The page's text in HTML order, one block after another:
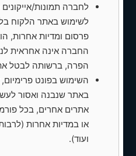
מסודר המתמקד בתכנון מס
פטורים, משיכות חכמות
עלות הפרוייקט -
מחיר חד פעמי: 750 ש״ח
לוח זמנים משוער -
שלב ראשון:
עבודה
לחברה תמונות/אייקונים
לשימוש באתר הלקוח
פרסום ומדיות אחרות,
החברה אינה אחראית
הפרה, ברשותה לבטל
השימוש בפונט
באתר שנבנה ואסור
אתרים אחרים, בכל
או במדיות אחרות
ועוד).